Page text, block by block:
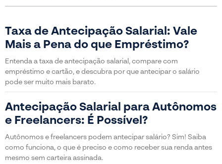
Taxa de Antecipação Salarial: Vale
Mais a Pena do que Empréstimo?
Entenda a taxa de antecipação salarial, compare com
empréstimo e cartão, e descubra por que antecipar o salário
pode ser muito mais barato.
Antecipação Salarial para Autônomos
e Freelancers: É Possível?
Autônomos e freelancers podem antecipar salário? Sim! Saiba
como funciona, o que é preciso e como receber sua renda antes
mesmo sem carteira assinada.